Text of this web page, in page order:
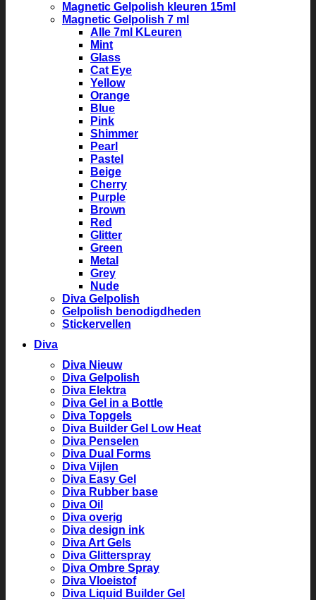
Magnetic Gelpolish kleuren 15ml
Magnetic Gelpolish 7 ml
Alle 7ml KLeuren
Mint
Glass
Cat Eye
Yellow
Orange
Blue
Pink
Shimmer
Pearl
Pastel
Beige
Cherry
Purple
Brown
Red
Glitter
Green
Metal
Grey
Nude
Diva Gelpolish
Gelpolish benodigdheden
Stickervellen
Diva
Diva Nieuw
Diva Gelpolish
Diva Elektra
Diva Gel in a Bottle
Diva Topgels
Diva Builder Gel Low Heat
Diva Penselen
Diva Dual Forms
Diva Vijlen
Diva Easy Gel
Diva Rubber base
Diva Oil
Diva overig
Diva design ink
Diva Art Gels
Diva Glitterspray
Diva Ombre Spray
Diva Vloeistof
Diva Liquid Builder Gel